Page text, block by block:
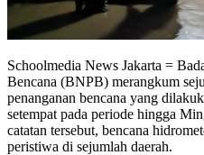
Schoolmedia News Jakarta =
Bencana (BNPB) merangkum
penanganan bencana yang
setempat pada periode hingga
catatan tersebut, bencana
peristiwa di sejumlah daerah.